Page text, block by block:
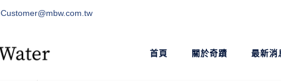
Customer@mbw.com.tw
首頁 關於奇蹟 最新消